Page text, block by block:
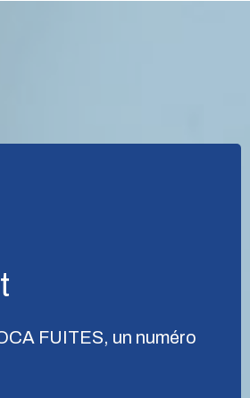
FUITES, un numéro